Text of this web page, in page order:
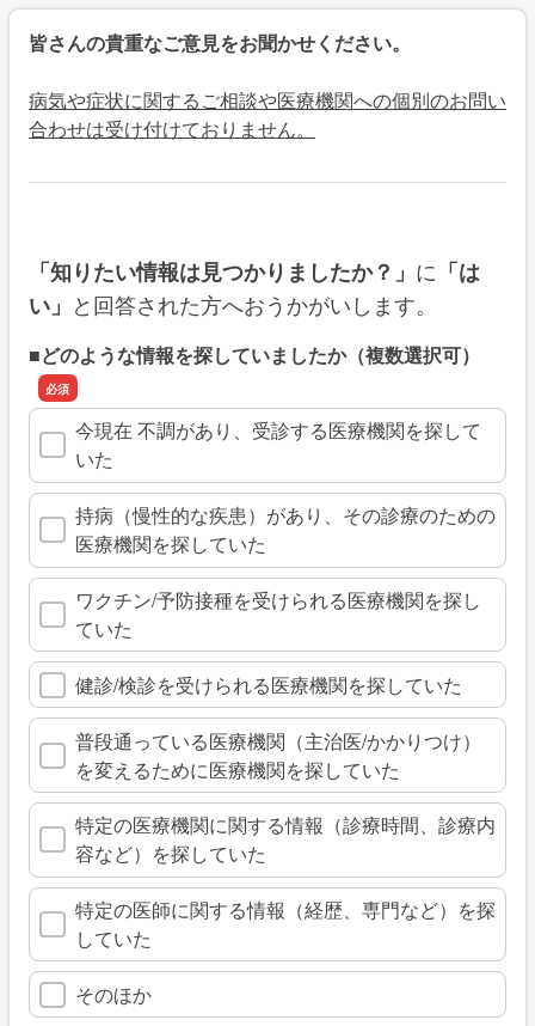
皆さんの貴重なご意見をお聞かせください。
病気や症状に関するご相談や医療機関への個別のお問い
合わせは受け付けておりません。
「知りたい情報は見つかりましたか？」 に 「は
い」 と回答された方へおうかがいします。
■どのような情報を探していましたか（複数選択可）
今現在 不調があり、受診する医療機関を探して
いた
持病（慢性的な疾患）があり、その診療のための
医療機関を探していた
ワクチン/予防接種を受けられる医療機関を探し
ていた
健診/検診を受けられる医療機関を探していた
普段通っている医療機関（主治医/かかりつけ）
を変えるために医療機関を探していた
特定の医療機関に関する情報（診療時間、診療内
容など）を探していた
特定の医師に関する情報（経歴、専門など）を探
していた
そのほか